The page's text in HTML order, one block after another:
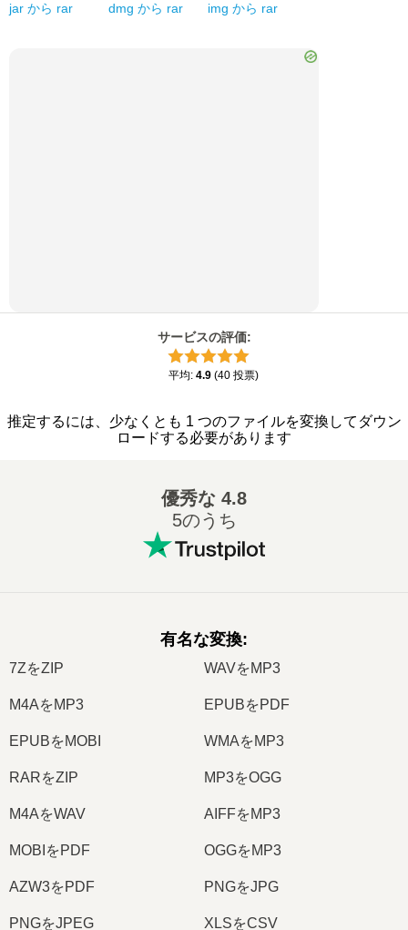
jar から rar dmg から rar img から rar
サービスの評価:
平均: 4.9 (40 投票)
推定するには、少なくとも 1 つのファイルを変換してダウン
ロードする必要があります
優秀な 4.8
5のうち
有名な変換:
7ZをZIP WAVをMP3
M4AをMP3 EPUBをPDF
EPUBをMOBI WMAをMP3
RARをZIP MP3をOGG
M4AをWAV AIFFをMP3
MOBIをPDF OGGをMP3
AZW3をPDF PNGをJPG
PNGをJPEG XLSをCSV